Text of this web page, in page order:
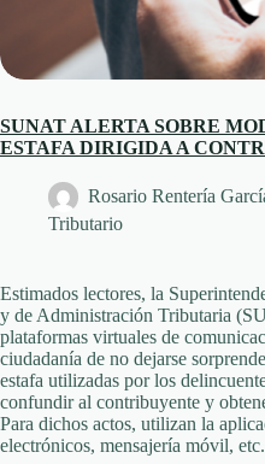
SUNAT ALERTA SOBRE
ESTAFA DIRIGIDA A
Rosario Rentería
Tributario
Estimados lectores, la
y de Administración Tributaria
plataformas virtuales de
ciudadanía de no dejarse
estafa utilizadas por los
confundir al contribuyente y
Para dichos actos, utilizan la
electrónicos, mensajería móvil, etc.